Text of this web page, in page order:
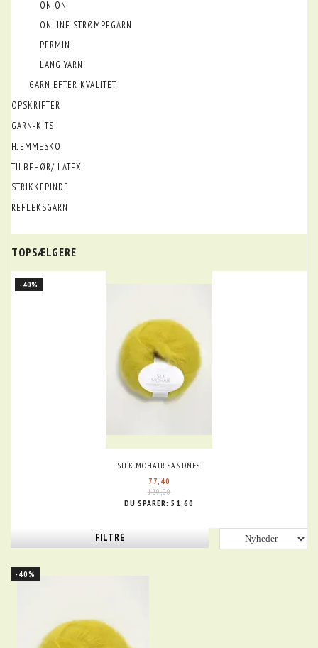
ONION
ONLINE STRØMPEGARN
PERMIN
LANG YARN
GARN EFTER KVALITET
OPSKRIFTER
GARN-KITS
HJEMMESKO
TILBEHØR/ LATEX
STRIKKEPINDE
REFLEKSGARN
TOPSÆLGERE
-40%
SILK MOHAIR SANDNES
77,40
129,00
DU SPARER: 51,60
FILTRE
-40%